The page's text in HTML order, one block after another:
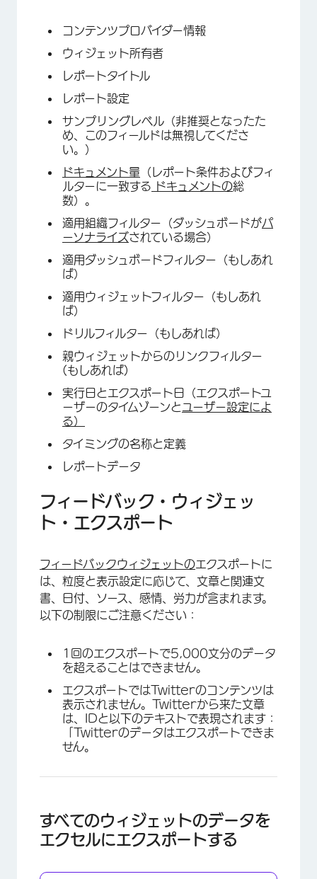
×
コンテンツプロバイダー情報
ウィジェット所有者
レポートタイトル
レポート設定
サンプリングレベル（非推奨となったた
め、このフィールドは無視してくださ
い。）
ドキュメント量 （レポート条件およびフィ
ルターに一致する ドキュメントの総
数）。
適用組織フィルター（ダッシュボードがパ
ーソナライズされている場合）
適用ダッシュボードフィルター（もしあれ
ば）
適用ウィジェットフィルター（もしあれ
ば）
ドリルフィルター（もしあれば）
親ウィジェットからのリンクフィルター
(もしあれば)
実行日とエクスポート日（エクスポートユ
ーザーのタイムゾーンと ユーザー設定によ
る）
タイミングの名称と定義
レポートデータ
フィードバック・ウィジェッ
ト・エクスポート
フィードバックウィジェットのエクスポートに
は、粒度と表示設定に応じて、文章と関連文
書、日付、ソース、感情、労力が含まれます。
以下の制限にご注意ください：
1回のエクスポートで5,000文分のデータ
を超えることはできません。
エクスポートではTwitterのコンテンツは
表示されません。Twitterから来た文章
は、IDと以下のテキストで表現されます：
「Twitterのデータはエクスポートできま
せん。
すべてのウィジェットのデータを
エクセルにエクスポートする